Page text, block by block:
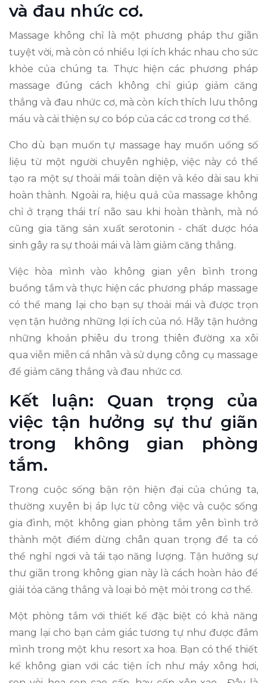
và đau nhức cơ.
Massage không chỉ là một phương pháp thư giãn
tuyệt vời, mà còn có nhiều lợi ích khác nhau cho sức
khỏe của chúng ta. Thực hiện các phương pháp
massage đúng cách không chỉ giúp giảm căng
thẳng và đau nhức cơ, mà còn kích thích lưu thông
máu và cải thiện sự co bóp của các cơ trong cơ thể.
Cho dù bạn muốn tự massage hay muốn uống số
liệu từ một người chuyên nghiệp, việc này có thể
tạo ra một sự thoải mái toàn diện và kéo dài sau khi
hoàn thành. Ngoài ra, hiệu quả của massage không
chỉ ở trạng thái trí não sau khi hoàn thành, mà nó
cũng gia tăng sản xuất serotonin - chất dược hóa
sinh gây ra sự thoải mái và làm giảm căng thẳng.
Việc hòa mình vào không gian yên bình trong
buồng tắm và thực hiện các phương pháp massage
có thể mang lại cho bạn sự thoải mái và được trọn
vẹn tận hưởng những lợi ích của nó. Hãy tận hưởng
những khoản phiêu du trong thiên đường xa xôi
qua viễn miễn cá nhân và sử dụng công cụ massage
để giảm căng thẳng và đau nhức cơ.
Kết luận: Quan trọng của
việc tận hưởng sự thư giãn
trong không gian phòng
tắm.
Trong cuộc sống bận rộn hiện đại của chúng ta,
thường xuyên bị áp lực từ công việc và cuộc sống
gia đình, một không gian phòng tắm yên bình trở
thành một điểm dừng chân quan trọng để ta có
thể nghỉ ngơi và tái tạo năng lượng. Tận hưởng sự
thư giãn trong không gian này là cách hoàn hảo để
giải tỏa căng thẳng và loại bỏ mệt mỏi trong cơ thể.
Một phòng tắm với thiết kế đặc biệt có khả năng
mang lại cho bạn cảm giác tương tự như được đắm
mình trong một khu resort xa hoa. Bạn có thể thiết
kế không gian với các tiện ích như máy xông hơi,